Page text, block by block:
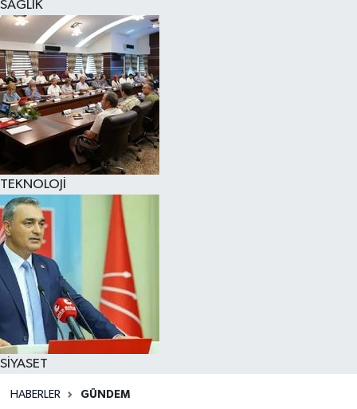
SAĞLIK
TEKNOLOJİ
SİYASET
HABERLER GÜNDEM